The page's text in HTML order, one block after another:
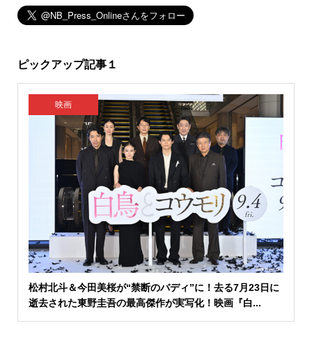
ピックアップ記事１
映画
松村北斗＆今田美桜が“禁断のバディ”に！去る7月23日に
逝去された東野圭吾の最高傑作が実写化！映画『白...